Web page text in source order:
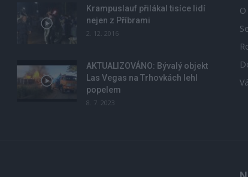
Krampuslauf přilákal tisíce lidí
nejen z Příbrami
2. 12. 2016
AKTUALIZOVÁNO: Bývalý objekt
Las Vegas na Trhovkách lehl
popelem
8. 7. 2023